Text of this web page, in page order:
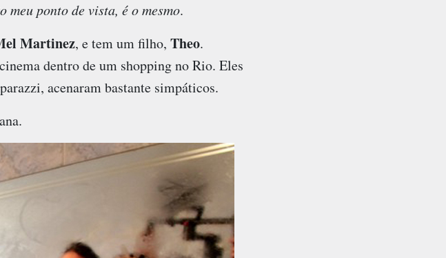
ponto de vista, é o mesmo.
Martinez, e tem um filho, Theo.
dentro de um shopping no Rio. Eles
acenaram bastante simpáticos.